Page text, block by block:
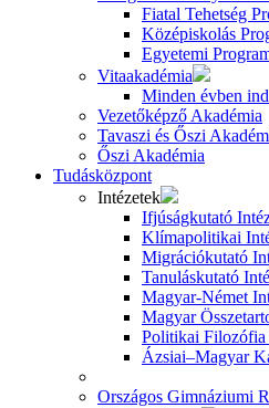
Fiatal Tehetség
Középiskolás
Egyetemi
Vitaakadémia
Minden évben
Vezetőképző Akadémia
Tavaszi és Őszi
Őszi Akadémia
Tudásközpont
Intézetek
Ifjúságkutató
Klímapolitikai
Migrációkutató
Tanuláskutató
Magyar-Német
Magyar
Politikai
Ázsiai–Magyar
Országos Gimnáziumi